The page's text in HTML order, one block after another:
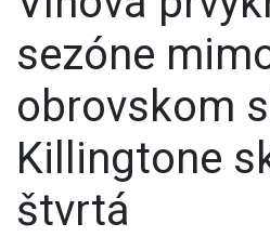
sezóne
obrovskom
Killingtone
štvrtá